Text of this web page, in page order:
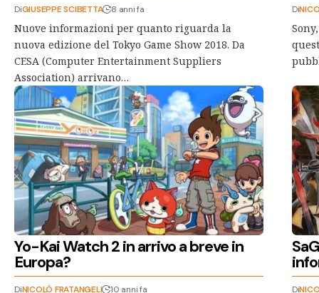
DiGIUSEPPE SCIBETTA 8 anni fa
Nuove informazioni per quanto riguarda la
nuova edizione del Tokyo Game Show 2018. Da
CESA (Computer Entertainment Suppliers
Association) arrivano…
Di
Yo-Kai Watch 2 in arrivo a breve in
Europa?
DiNICOLÒ FRATANGELI 10 anni fa Di